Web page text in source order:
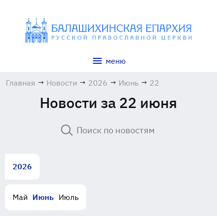
меню
Главная → Новости → 2026 → Июнь → 22
Новости за 22 июня
2026
Май Июнь Июль